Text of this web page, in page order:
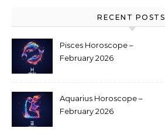
RECENT POSTS
Pisces Horoscope –
February 2026
Aquarius Horoscope –
February 2026